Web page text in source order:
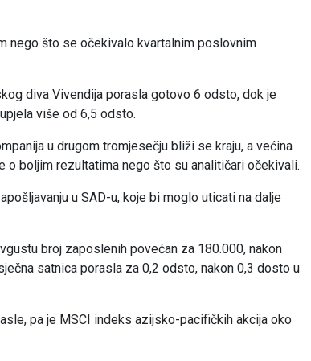
nego što se očekivalo kvartalnim poslovnim
diva Vivendija porasla gotovo 6 odsto, dok je
više od 6,5 odsto.
u drugom tromjesečju bliži se kraju, a većina
boljim rezultatima nego što su analitičari očekivali.
u SAD-u, koje bi moglo uticati na dalje
broj zaposlenih povećan za 180.000, nakon
satnica porasla za 0,2 odsto, nakon 0,3 dosto u
pa je MSCI indeks azijsko-pacifičkih akcija oko